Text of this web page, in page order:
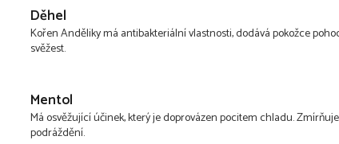
Děhel
Kořen Anděliky má antibakteriální vlastnosti, dodává pokožce
svěžest.
Mentol
Má osvěžující účinek, který je doprovázen pocitem chladu. Zmírňuje
podráždění.